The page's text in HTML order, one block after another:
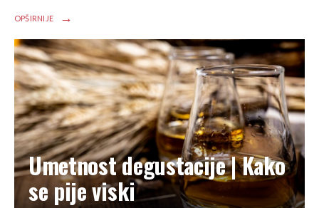
OPŠIRNIJE →
Umetnost degustacije | Kako
se pije viski